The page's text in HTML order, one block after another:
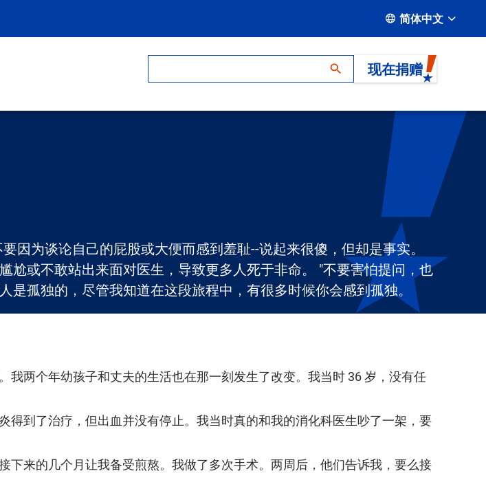
简体中文
现在捐赠
因为谈论自己的屁股或大便而感到羞耻--说起来很傻，但却是事实。
尬或不敢站出来面对医生，导致更多人死于非命。 "不要害怕提问，也
是孤独的，尽管我知道在这段旅程中，有很多时候你会感到孤独。
两个年幼孩子和丈夫的生活也在那一刻发生了改变。我当时 36 岁，没有任
到了治疗，但出血并没有停止。我当时真的和我的消化科医生吵了一架，要
来的几个月让我备受煎熬。我做了多次手术。两周后，他们告诉我，要么接